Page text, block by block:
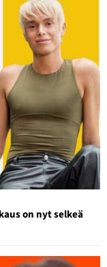
on nyt selkeä